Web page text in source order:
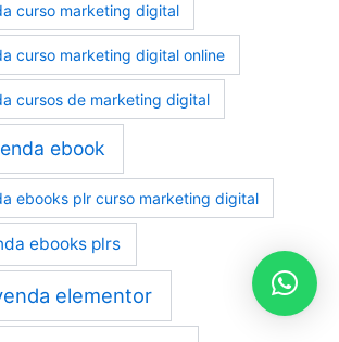
curso marketing digital
curso marketing digital online
cursos de marketing digital
ebook
ebooks plr curso marketing digital
ebooks plrs
elementor